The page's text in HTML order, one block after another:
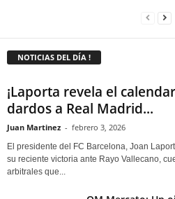
NOTICIAS DEL DÍA !
¡Laporta revela el
dardos a Real Madrid...
Juan Martinez - febrero 3, 2026
El presidente del FC Barcelona, Joan
su reciente victoria ante Rayo Vallecano,
arbitrales que...